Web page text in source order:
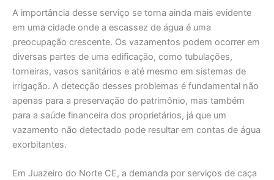
A importância desse serviço se torna ainda mais evidente
em uma cidade onde a escassez de água é uma
preocupação crescente. Os vazamentos podem ocorrer em
diversas partes de uma edificação, como tubulações,
torneiras, vasos sanitários e até mesmo em sistemas de
irrigação. A detecção desses problemas é fundamental não
apenas para a preservação do patrimônio, mas também
para a saúde financeira dos proprietários, já que um
vazamento não detectado pode resultar em contas de água
exorbitantes.
Em Juazeiro do Norte CE, a demanda por serviços de caça